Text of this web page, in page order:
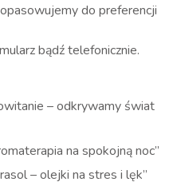
do preferencji
bądź telefonicznie.
– odkrywamy świat
na spokojną noc”
– olejki na stres i lęk”